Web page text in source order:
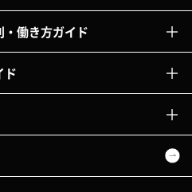
働き方ガイド
ド